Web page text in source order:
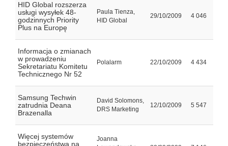
HID Global rozszerza
usługi wysyłek 48-
godzinnych Priority
Plus na Europę
Paula Tienza,
HID Global
29/10/2009 4 046
Informacja o zmianach
w prowadzeniu
Sekretariatu Komitetu
Technicznego Nr 52
Polalarm 22/10/2009 4 434
Samsung Techwin
zatrudnia Deana
Brazenalla
David Solomons,
DRS Marketing
12/10/2009 5 547
Więcej systemów
bezpieczeństwa na
Joanna